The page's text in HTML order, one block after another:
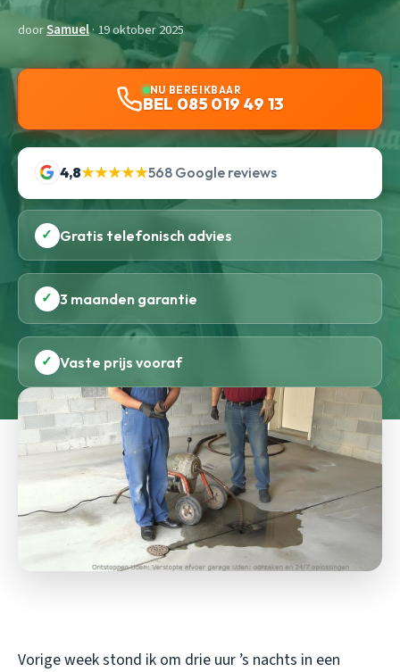
doorSamuel· 19 oktober 2025
NU BEREIKBAAR
BEL 085 019 49 13
4,8★★★★★568 Google reviews
✓ Gratis telefonisch advies
✓ 3 maanden garantie
✓ Vaste prijs vooraf
Vorige week stond ik om drie uur ’s nachts in een